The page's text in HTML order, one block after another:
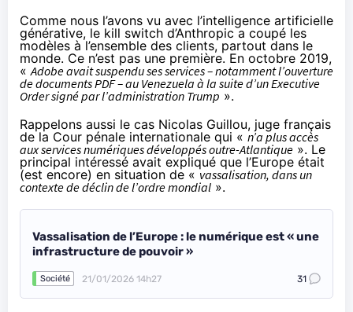
Comme nous l’avons vu avec l’intelligence artificielle
générative, le kill switch d’Anthropic a coupé les
modèles à l’ensemble des clients, partout dans le
monde. Ce n’est pas une première. En octobre 2019,
«Adobe avait suspendu ses services – notamment l’ouverture
de documents PDF – au Venezuela à la suite d’un Executive
Order signé par l’administration Trump ».
Rappelons aussi le cas Nicolas Guillou, juge français
de la Cour pénale internationale qui « n’a plus accès
aux services numériques développés outre-Atlantique ». Le
principal intéressé avait expliqué que l’Europe était
(est encore) en situation de « vassalisation, dans un
contexte de déclin de l’ordre mondial ».
Vassalisation de l’Europe : le numérique est « une
infrastructure de pouvoir »
Société 21/01/2026 14h27 31